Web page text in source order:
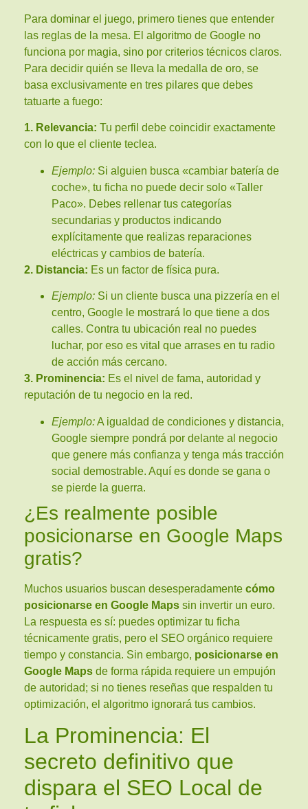
Para dominar el juego, primero tienes que entender
las reglas de la mesa. El algoritmo de Google no
funciona por magia, sino por criterios técnicos claros.
Para decidir quién se lleva la medalla de oro, se
basa exclusivamente en tres pilares que debes
tatuarte a fuego:
1. Relevancia: Tu perfil debe coincidir exactamente
con lo que el cliente teclea.
Ejemplo: Si alguien busca «cambiar batería de
coche», tu ficha no puede decir solo «Taller
Paco». Debes rellenar tus categorías
secundarias y productos indicando
explícitamente que realizas reparaciones
eléctricas y cambios de batería.
2. Distancia: Es un factor de física pura.
Ejemplo: Si un cliente busca una pizzería en el
centro, Google le mostrará lo que tiene a dos
calles. Contra tu ubicación real no puedes
luchar, por eso es vital que arrases en tu radio
de acción más cercano.
3. Prominencia: Es el nivel de fama, autoridad y
reputación de tu negocio en la red.
Ejemplo:A igualdad de condiciones y distancia,
Google siempre pondrá por delante al negocio
que genere más confianza y tenga más tracción
social demostrable. Aquí es donde se gana o
se pierde la guerra.
¿Es realmente posible
posicionarse en Google Maps
gratis?
Muchos usuarios buscan desesperadamente cómo
posicionarse en Google Maps sin invertir un euro.
La respuesta es sí: puedes optimizar tu ficha
técnicamente gratis, pero el SEO orgánico requiere
tiempo y constancia. Sin embargo, posicionarse en
Google Maps de forma rápida requiere un empujón
de autoridad; si no tienes reseñas que respalden tu
optimización, el algoritmo ignorará tus cambios.
La Prominencia: El
secreto definitivo que
dispara el SEO Local de